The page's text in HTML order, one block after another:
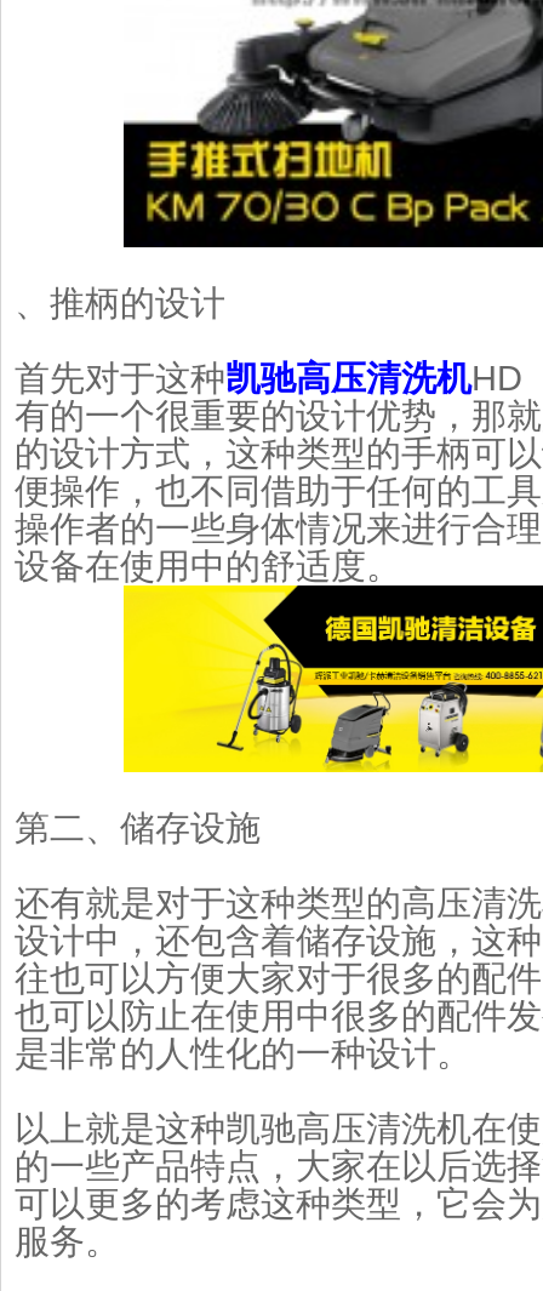
、推柄的设计
首先对于这种凯驰高压清洗机HD
有的一个很重要的设计优势，那
的设计方式，这种类型的手柄可
便操作，也不同借助于任何的工
操作者的一些身体情况来进行合
设备在使用中的舒适度。
第二、储存设施
还有就是对于这种类型的高压清
设计中，还包含着储存设施，这
往也可以方便大家对于很多的配
也可以防止在使用中很多的配件
是非常的人性化的一种设计。
以上就是这种凯驰高压清洗机在
的一些产品特点，大家在以后选
可以更多的考虑这种类型，它会
服务。